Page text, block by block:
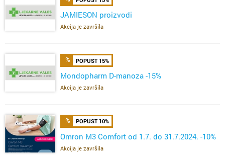
JAMIESON proizvodi
Akcija je završila
POPUST 15%
Mondopharm D-manoza -15%
Akcija je završila
POPUST 10%
Omron M3 Comfort od 1.7. do 31.7.2024. -10%
Akcija je završila